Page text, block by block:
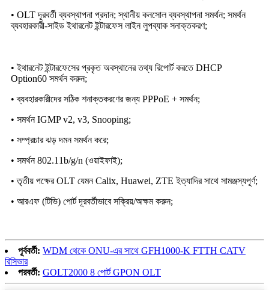
• OLT দূরবর্তী ব্যবস্থাপনা প্রদান; স্থানীয় কনসোল ব্যবস্থাপনা সমর্থন; সমর্থন
ব্যবহারকারী-সাইড ইথারনেট ইন্টারফেস লাইন লুপব্যাক সনাক্তকরণ;
• ইথারনেট ইন্টারফেসের প্রকৃত অবস্থানের তথ্য রিপোর্ট করতে DHCP
Option60 সমর্থন করুন;
• ব্যবহারকারীদের সঠিক শনাক্তকরণের জন্য PPPoE + সমর্থন;
• সমর্থন IGMP v2, v3, Snooping;
• সম্প্রচার ঝড় দমন সমর্থন করে;
• সমর্থন 802.11b/g/n (ওয়াইফাই);
• তৃতীয় পক্ষের OLT যেমন Calix, Huawei, ZTE ইত্যাদির সাথে সামঞ্জস্যপূর্ণ;
• আরএফ (টিভি) পোর্ট দূরবর্তীভাবে সক্রিয়/অক্ষম করুন;
পূর্ববর্তী: WDM থেকে ONU-এর সাথে GFH1000-K FTTH CATV
রিসিভার
পরবর্তী: GOLT2000 8 পোর্ট GPON OLT